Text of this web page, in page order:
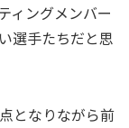
ィングメンバー
選手たちだと思
となりながら前